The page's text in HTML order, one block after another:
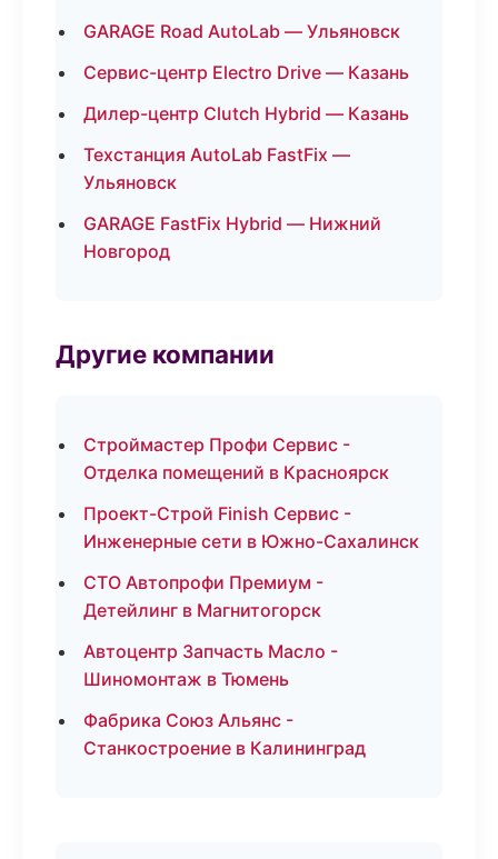
GARAGE Road AutoLab — Ульяновск
Сервис-центр Electro Drive — Казань
Дилер-центр Clutch Hybrid — Казань
Техстанция AutoLab FastFix —
Ульяновск
GARAGE FastFix Hybrid — Нижний
Новгород
Другие компании
Строймастер Профи Сервис -
Отделка помещений в Красноярск
Проект-Строй Finish Сервис -
Инженерные сети в Южно-Сахалинск
СТО Автопрофи Премиум -
Детейлинг в Магнитогорск
Автоцентр Запчасть Масло -
Шиномонтаж в Тюмень
Фабрика Союз Альянс -
Станкостроение в Калининград